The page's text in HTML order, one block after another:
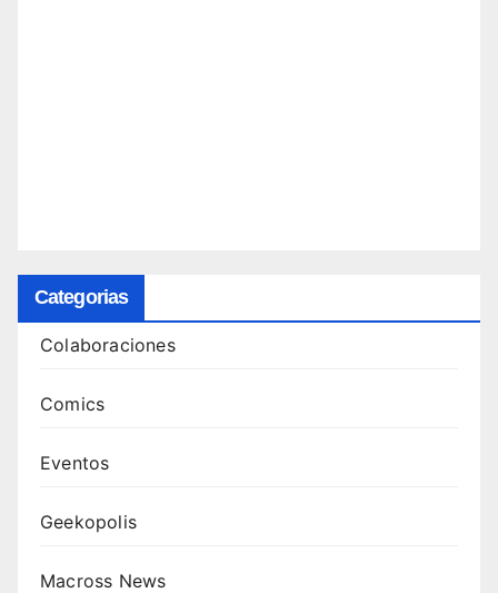
Categorias
Colaboraciones
Comics
Eventos
Geekopolis
Macross News